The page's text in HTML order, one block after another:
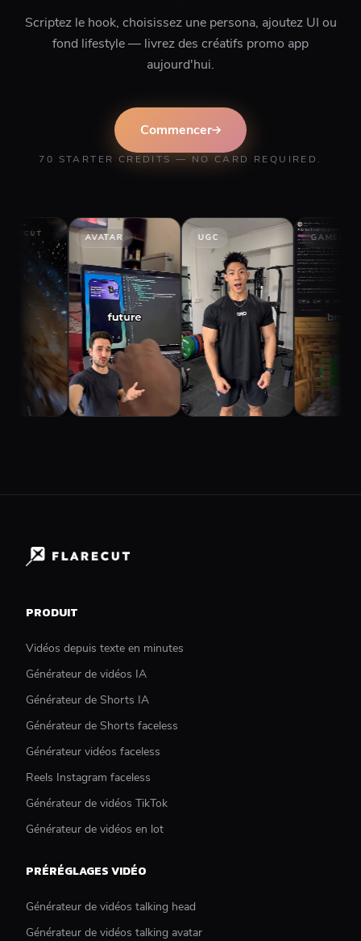
Scriptez le hook, choisissez une persona, ajoutez UI ou
fond lifestyle — livrez des créatifs promo app
aujourd'hui.
Commencer
70 STARTER CREDITS — NO CARD REQUIRED.
AVATAR UGC GAMEPLAY
PRODUIT
Vidéos depuis texte en minutes
Générateur de vidéos IA
Générateur de Shorts IA
Générateur de Shorts faceless
Générateur vidéos faceless
Reels Instagram faceless
Générateur de vidéos TikTok
Générateur de vidéos en lot
PRÉRÉGLAGES VIDÉO
Générateur de vidéos talking head
Générateur de vidéos talking avatar